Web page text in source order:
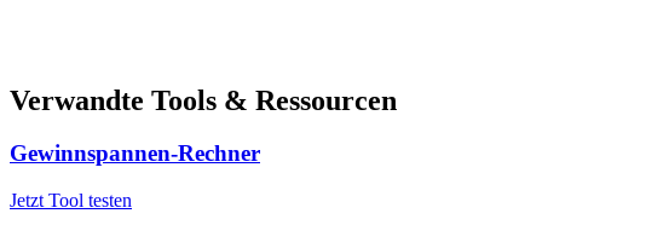
Verwandte Tools & Ressourcen
Gewinnspannen-Rechner
Jetzt Tool testen